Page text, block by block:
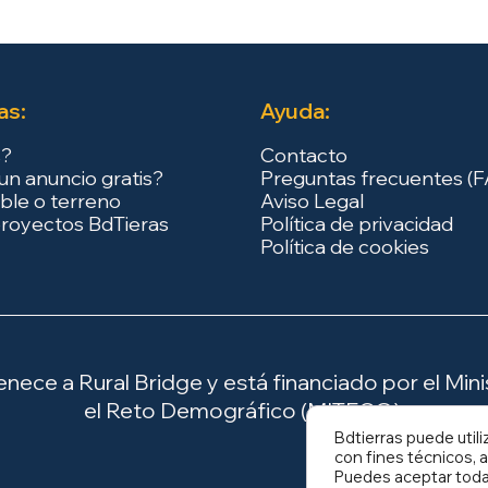
anuncio gratis?
o terreno
BdTieras
Ayuda:
Contacto
Preguntas frecuentes
Aviso Legal
Política de privacidad
Política de cookies
a Rural Bridge y está financiado por el
el Reto Demográfico (MITECO).
Bdtierras puede
con fines técnicos,
Puedes aceptar